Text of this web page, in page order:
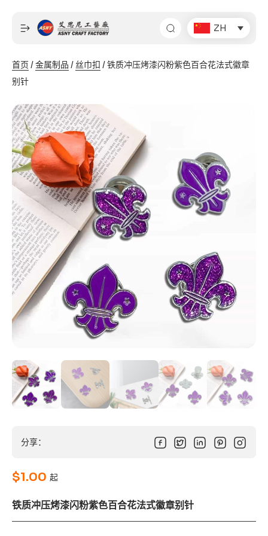
ZH
首页 /金属制品 / 丝巾扣 / 铁质冲压烤漆闪粉紫色百合花法式徽章
别针
分享：
$1.00 起
铁质冲压烤漆闪粉紫色百合花法式徽章别针